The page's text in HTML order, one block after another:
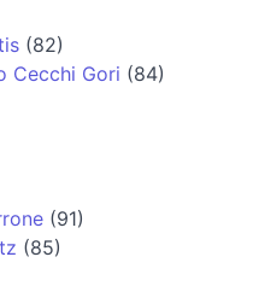
(82)
Cecchi Gori (84)
(91)
(85)